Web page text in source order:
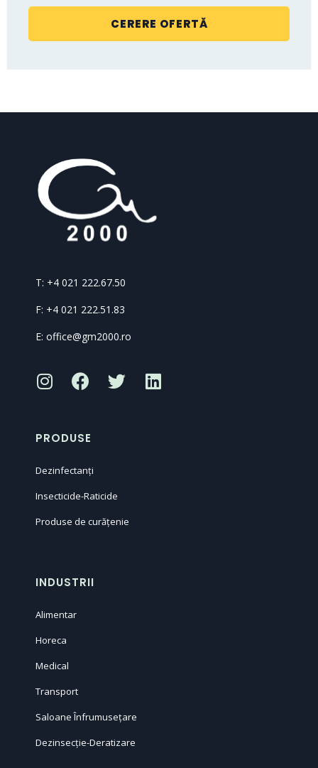
CERERE OFERTĂ
T: +4 021 222.67.50
F: +4 021 222.51.83
E: office@gm2000.ro
PRODUSE
Dezinfectanți
Insecticide-Raticide
Produse de curățenie
INDUSTRII
Alimentar
Horeca
Medical
Transport
Saloane Înfrumusețare
Dezinsecție-Deratizare